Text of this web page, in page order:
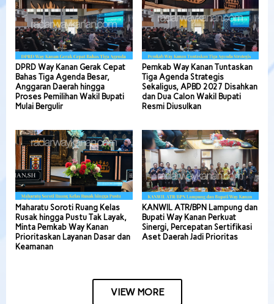
DPRD Way Kanan Gerak Cepat
Bahas Tiga Agenda Besar,
Anggaran Daerah hingga
Proses Pemilihan Wakil Bupati
Mulai Bergulir
Pemkab Way Kanan Tuntaskan
Tiga Agenda Strategis
Sekaligus, APBD 2027 Disahkan
dan Dua Calon Wakil Bupati
Resmi Diusulkan
Maharatu Soroti Ruang Kelas
Rusak hingga Pustu Tak Layak,
Minta Pemkab Way Kanan
Prioritaskan Layanan Dasar dan
Keamanan
KANWIL ATR/BPN Lampung dan
Bupati Way Kanan Perkuat
Sinergi, Percepatan Sertifikasi
Aset Daerah Jadi Prioritas
VIEW MORE